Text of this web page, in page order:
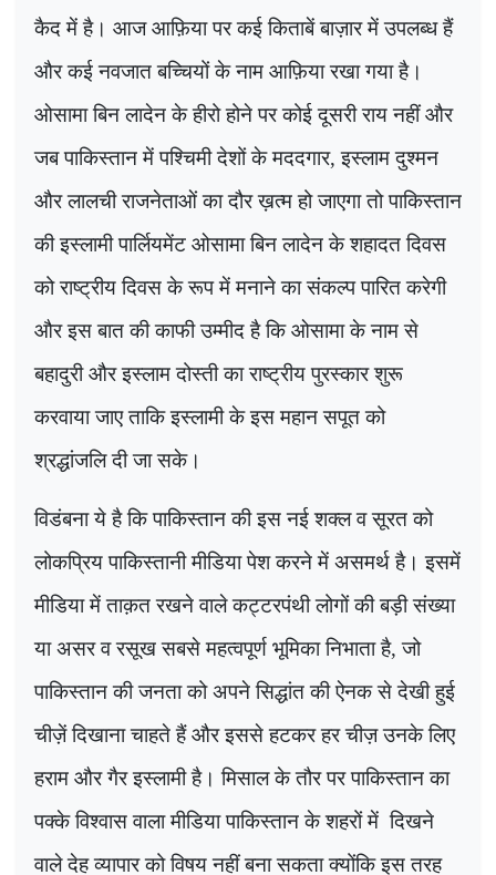
कैद में है। आज आफ़िया पर कई किताबें बाज़ार में उपलब्ध हैं
और कई नवजात बच्चियों के नाम आफ़िया रखा गया है।
ओसामा बिन लादेन के हीरो होने पर कोई दूसरी राय नहीं और
जब पाकिस्तान में पश्चिमी देशों के मददगार, इस्लाम दुश्मन
और लालची राजनेताओं का दौर ख़त्म हो जाएगा तो पाकिस्तान
की इस्लामी पार्लियमेंट ओसामा बिन लादेन के शहादत दिवस
को राष्ट्रीय दिवस के रूप में मनाने का संकल्प पारित करेगी
और इस बात की काफी उम्मीद है कि ओसामा के नाम से
बहादुरी और इस्लाम दोस्ती का राष्ट्रीय पुरस्कार शुरू
करवाया जाए ताकि इस्लामी के इस महान सपूत को
श्रद्धांजलि दी जा सके।
विडंबना ये है कि पाकिस्तान की इस नई शक्ल व सूरत को
लोकप्रिय पाकिस्तानी मीडिया पेश करने में असमर्थ है। इसमें
मीडिया में ताक़त रखने वाले कट्टरपंथी लोगों की बड़ी संख्या
या असर व रसूख सबसे महत्वपूर्ण भूमिका निभाता है, जो
पाकिस्तान की जनता को अपने सिद्धांत की ऐनक से देखी हुई
चीज़ें दिखाना चाहते हैं और इससे हटकर हर चीज़ उनके लिए
हराम और गैर इस्लामी है। मिसाल के तौर पर पाकिस्तान का
पक्के विश्वास वाला मीडिया पाकिस्तान के शहरों में दिखने
वाले देह व्यापार को विषय नहीं बना सकता क्योंकि इस तरह